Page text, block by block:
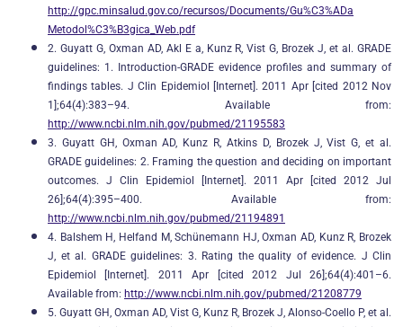
http://gpc.minsalud.gov.co/recursos/Documents/Gu%C3%ADa
Metodol%C3%B3gica_Web.pdf
2. Guyatt G, Oxman AD, Akl E a, Kunz R, Vist G, Brozek J, et al. GRADE
guidelines: 1. Introduction-GRADE evidence profiles and summary of
findings tables. J Clin Epidemiol [Internet]. 2011 Apr [cited 2012 Nov
1];64(4):383–94. Available from:
http://www.ncbi.nlm.nih.gov/pubmed/21195583
3. Guyatt GH, Oxman AD, Kunz R, Atkins D, Brozek J, Vist G, et al.
GRADE guidelines: 2. Framing the question and deciding on important
outcomes. J Clin Epidemiol [Internet]. 2011 Apr [cited 2012 Jul
26];64(4):395–400. Available from:
http://www.ncbi.nlm.nih.gov/pubmed/21194891
4. Balshem H, Helfand M, Schünemann HJ, Oxman AD, Kunz R, Brozek
J, et al. GRADE guidelines: 3. Rating the quality of evidence. J Clin
Epidemiol [Internet]. 2011 Apr [cited 2012 Jul 26];64(4):401–6.
Available from: http://www.ncbi.nlm.nih.gov/pubmed/21208779
5. Guyatt GH, Oxman AD, Vist G, Kunz R, Brozek J, Alonso-Coello P, et al.